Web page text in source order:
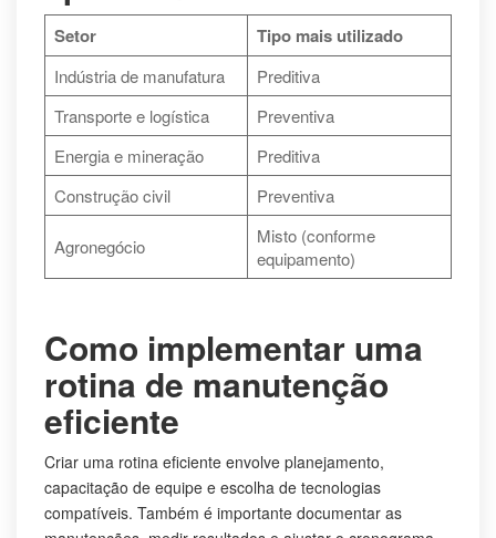
Setor Tipo mais utilizado
Indústria de manufatura
Preditiva
Transporte e logística
Preventiva
Energia e mineração
Preditiva
Construção civil
Preventiva
Agronegócio
Misto (conforme
equipamento)
Como implementar uma
rotina de manutenção
eficiente
Criar uma rotina eficiente envolve planejamento,
capacitação de equipe e escolha de tecnologias
compatíveis. Também é importante documentar as